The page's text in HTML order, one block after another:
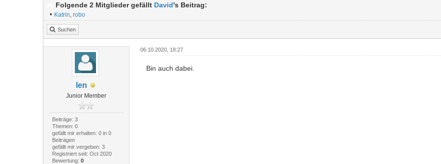
Folgende 2 Mitglieder gefällt David's Beitrag:
• Katrin, robo
Suchen
len
Junior Member
Beiträge: 3
Themen: 0
gefällt mir erhalten: 0 in 0
Beiträgen
gefällt mir vergeben: 3
Registriert seit: Oct 2020
Bewertung: 0
06.10.2020, 18:27
Bin auch dabei.